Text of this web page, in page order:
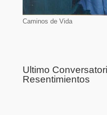
Caminos de Vida
Ultimo
Resentimientos